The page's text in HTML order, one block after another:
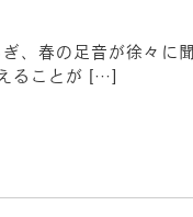
、春の足音が徐々に
ることが […]